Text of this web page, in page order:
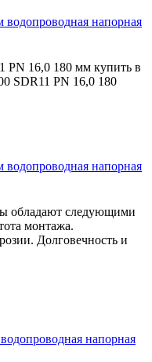
напорная
PN 16,0 180 мм купить в
SDR11 PN 16,0 180
напорная
обладают следующими
монтажа.
Долговечность и
напорная